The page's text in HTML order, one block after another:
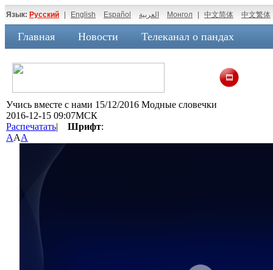
Язык: Русский English Español العربية Монгол 中文简体 中文繁体
Главная Новости Телеканал о пандах
Учись вместе с нами 15/12/2016 Модные словечки
2016-12-15 09:07МСК
Распечатать| Шрифт:
AAA